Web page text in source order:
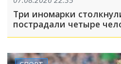
Три иномарки
пострадали четыре